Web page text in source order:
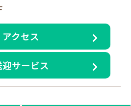
アクセス
迎サービス